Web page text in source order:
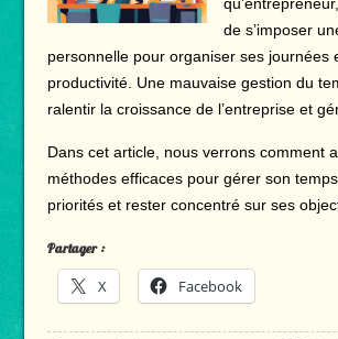
de s’imposer
personnelle pour organiser ses journées
productivité. Une mauvaise gestion du
ralentir la croissance de l’entreprise et
Dans cet article, nous verrons comment
méthodes efficaces pour gérer son
priorités et rester concentré sur ses
Partager :
X Facebook